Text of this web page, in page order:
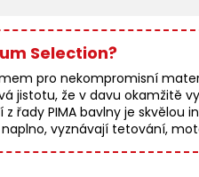
Selection?
pro nekompromisní
jistotu, že v davu
PIMA bavlny je
vyznávají tetování,